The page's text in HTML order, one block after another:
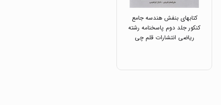
کتابهای بنفش هندسه جامع
کنکور جلد دوم پاسخنامه رشته
ریاضی انتشارات قلم چی